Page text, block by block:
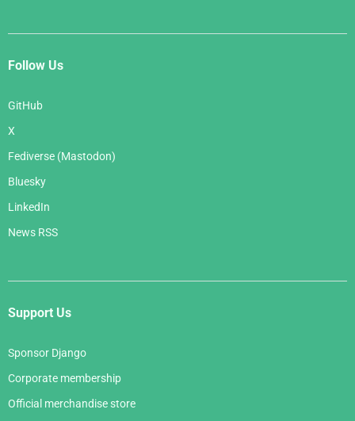
Follow Us
GitHub
X
Fediverse (Mastodon)
Bluesky
LinkedIn
News RSS
Support Us
Sponsor Django
Corporate membership
Official merchandise store